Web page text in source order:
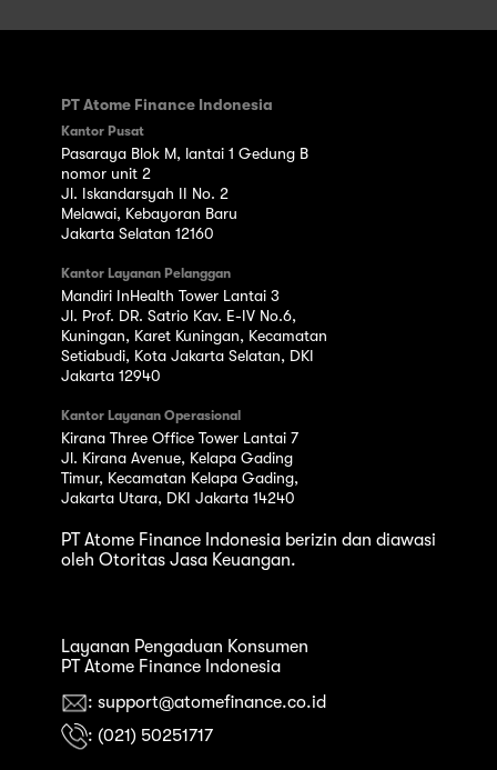
PT Atome Finance Indonesia
Kantor Pusat
Pasaraya Blok M, lantai 1 Gedung B
nomor unit 2
Jl. Iskandarsyah II No. 2
Melawai, Kebayoran Baru
Jakarta Selatan 12160
Kantor Layanan Pelanggan
Mandiri InHealth Tower Lantai 3
Jl. Prof. DR. Satrio Kav. E-IV No.6,
Kuningan, Karet Kuningan, Kecamatan
Setiabudi, Kota Jakarta Selatan, DKI
Jakarta 12940
Kantor Layanan Operasional
Kirana Three Office Tower Lantai 7
Jl. Kirana Avenue, Kelapa Gading
Timur, Kecamatan Kelapa Gading,
Jakarta Utara, DKI Jakarta 14240
PT Atome Finance Indonesia berizin dan diawasi
oleh Otoritas Jasa Keuangan.
Layanan Pengaduan Konsumen
PT Atome Finance Indonesia
: support@atomefinance.co.id
: (021) 50251717